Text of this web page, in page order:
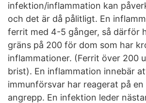
infektion/inflammation kan
och det är då pålitligt. En
ferrit med 4-5 gånger, så därför
gräns på 200 för dom som har
inflammationer. (Ferrit över 200
brist). En inflammation innebär
immunförsvar har reagerat på
angrepp. En infektion leder